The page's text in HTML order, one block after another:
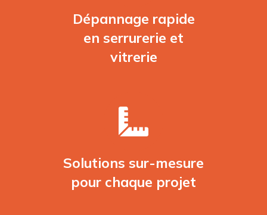
Dépannage rapide
en serrurerie et
vitrerie
Solutions sur-mesure
pour chaque projet